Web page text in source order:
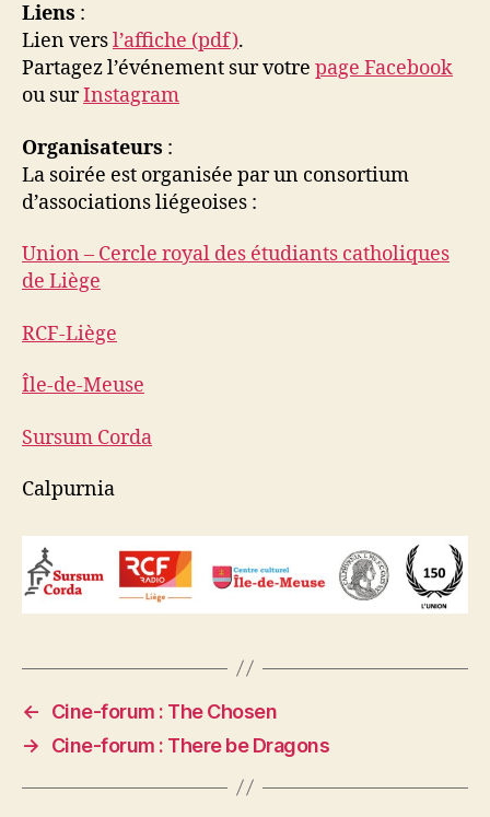
Liens :
Lien versl’affiche (pdf).
Partagez l’événement sur votre page Facebook
ou surInstagram
Organisateurs :
La soirée est organisée par un consortium
d’associations liégeoises :
Union – Cercle royal des étudiants catholiques
de Liège
RCF-Liège
Île-de-Meuse
Sursum Corda
Calpurnia
←
Cine-forum : The Chosen
→
Cine-forum : There be Dragons